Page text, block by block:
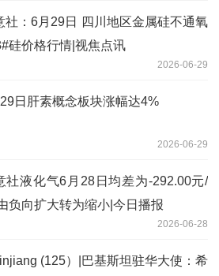
社：6月29日 四川地区金属硅不通氧
硅价格行情|视焦点讯
2026-06-29
日肝素概念板块涨幅达4%
2026-06-29
社液化气6月28日均差为-292.00元/
负向扩大转为缩小|今日播报
2026-06-28
(125）|巴基斯坦驻华大使：希